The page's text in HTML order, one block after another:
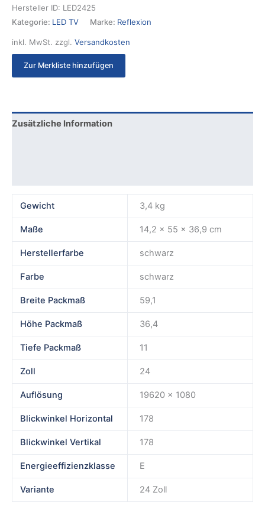
Hersteller ID: LED2425
Kategorie: LED TV Marke: Reflexion
inkl. MwSt. zzgl. Versandkosten
Zur Merkliste hinzufügen
Zusätzliche Information
Gewicht 3,4 kg
Maße 14,2 × 55 × 36,9 cm
Herstellerfarbe schwarz
Farbe schwarz
Breite Packmaß 59,1
Höhe Packmaß 36,4
Tiefe Packmaß 11
Zoll 24
Auflösung 19620 x 1080
Blickwinkel Horizontal 178
Blickwinkel Vertikal 178
Energieeffizienzklasse E
Variante 24 Zoll